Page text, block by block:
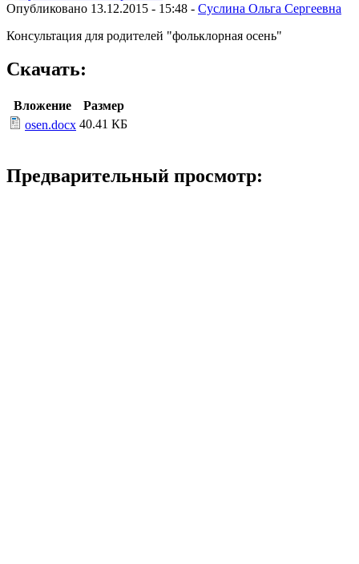
Опубликовано 13.12.2015 - 15:48 - Суслина Ольга Сергеевна
Консультация для родителей "фольклорная осень"
Скачать:
Вложение
Размер
osen.docx 40.41 КБ
Предварительный просмотр: